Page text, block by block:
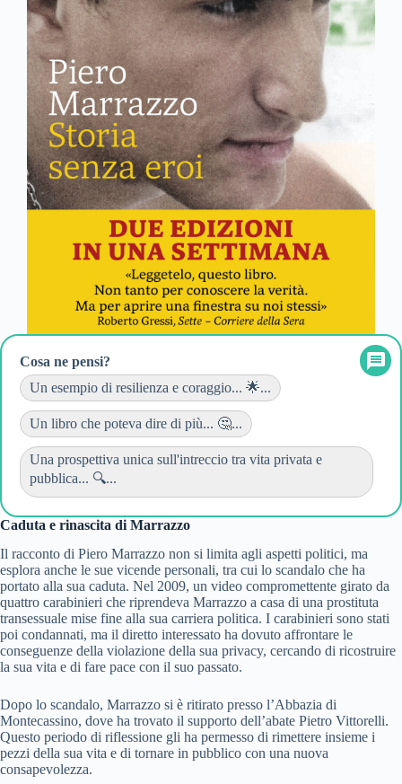
Cosa ne pensi?
Un esempio di resilienza e coraggio... 🌟...
Un libro che poteva dire di più... 🤔...
Una prospettiva unica sull'intreccio tra vita privata e
pubblica... 🔍...
Caduta e rinascita di Marrazzo
Il racconto di Piero Marrazzo non si limita agli aspetti politici, ma
esplora anche le sue vicende personali, tra cui lo scandalo che ha
portato alla sua caduta. Nel 2009, un video compromettente girato da
quattro carabinieri che riprendeva Marrazzo a casa di una prostituta
transessuale mise fine alla sua carriera politica. I carabinieri sono stati
poi condannati, ma il diretto interessato ha dovuto affrontare le
conseguenze della violazione della sua privacy, cercando di ricostruire
la sua vita e di fare pace con il suo passato.
Dopo lo scandalo, Marrazzo si è ritirato presso l’Abbazia di
Montecassino, dove ha trovato il supporto dell’abate Pietro Vittorelli.
Questo periodo di riflessione gli ha permesso di rimettere insieme i
pezzi della sua vita e di tornare in pubblico con una nuova
consapevolezza.